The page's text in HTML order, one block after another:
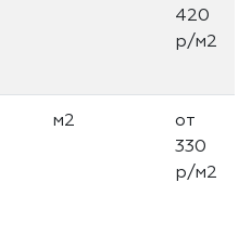
420
р/м2
м2
от
330
р/м2